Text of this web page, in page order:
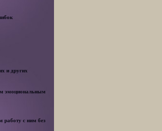
и других
эмоциональным
работу с ним без